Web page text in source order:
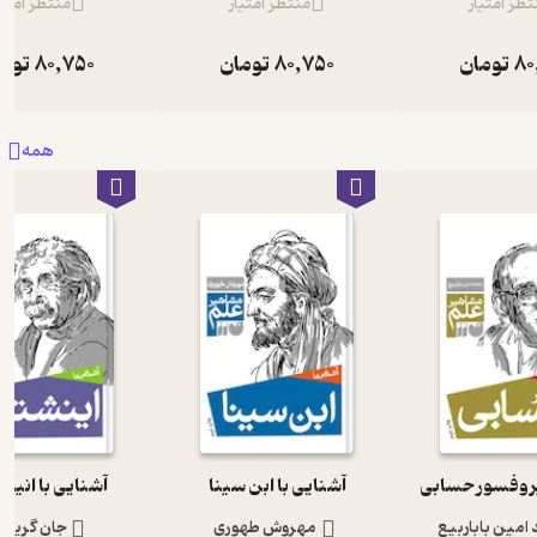
تومان 80,750تومان 80,750
همه
حسابی
باباربیع
آشنایی با ابن سینا
مهروش طهوری
آشنایی با
جان